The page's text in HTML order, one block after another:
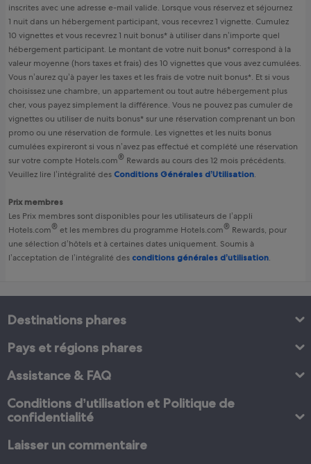
inscrites avec une adresse e-mail valide. Lorsque vous réservez et séjournez
1 nuit dans un hébergement participant, vous recevrez 1 vignette. Cumulez
10 vignettes et vous recevrez 1 nuit bonus* à utiliser dans n’importe quel
hébergement participant. Le montant de votre nuit bonus* correspond à la
valeur moyenne (hors taxes et frais) des 10 vignettes que vous avez cumulées.
Vous n’aurez qu’à payer les taxes et les frais de votre nuit bonus*. Et si vous
choisissez une chambre, un appartement ou tout autre hébergement plus
cher, vous payez simplement la différence. Vous ne pouvez pas cumuler de
vignettes ou utiliser de nuits bonus* sur une réservation comprenant un bon
promo ou une réservation de formule. Les vignettes et les nuits bonus
cumulées expireront si vous n’avez pas effectué et complété une réservation
sur votre compte Hotels.com® Rewards au cours des 12 mois précédents.
Veuillez lire l’intégralité des Conditions Générales d’Utilisation.
Prix membres
Les Prix membres sont disponibles pour les utilisateurs de l’appli
Hotels.com® et les membres du programme Hotels.com® Rewards, pour
une sélection d’hôtels et à certaines dates uniquement. Soumis à
l’acceptation de l’intégralité des conditions générales d’utilisation.
Destinations phares
Pays et régions phares
Assistance & FAQ
Conditions d’utilisation et Politique de
confidentialité
Laisser un commentaire